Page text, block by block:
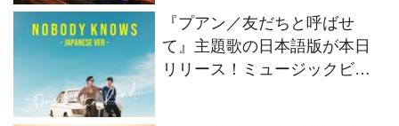
『プアン／友だちと呼ばせ
て』主題歌の日本語版が本日
リリース！ミュージックビデ